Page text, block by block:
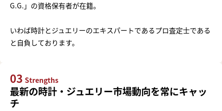
G.G.」の資格保有者が在籍。
いわば時計とジュエリーのエキスパートであるプロ査定士である
と自負しております。
03 Strengths
最新の時計・ジュエリー市場動向を常にキャッ
チ